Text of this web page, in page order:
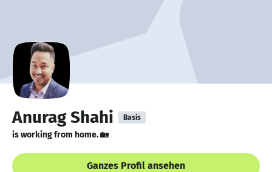
Anurag Shahi Basis
is working from home. 🏡
Ganzes Profil ansehen